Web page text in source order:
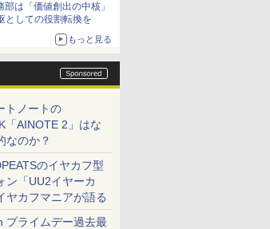
は「価値創出の中核」
しての役割転換を
もっと見る
トノートの
「AINOTE 2」はな
なのか？
のイヤカフ型
ン「UU2イヤーカ
ヤカフマニアが語る
プライムデー過去最